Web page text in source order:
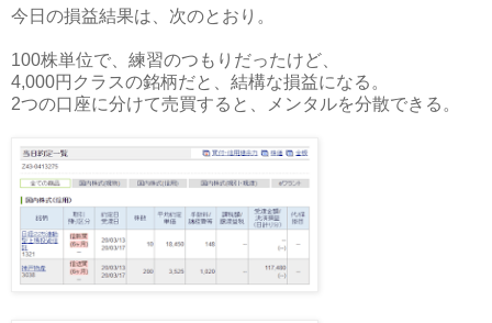
今日の損益結果は、次のとおり。
100株単位で、練習のつもりだったけど、
4,000円クラスの銘柄だと、結構な損益になる。
2つの口座に分けて売買すると、メンタルを分散できる。